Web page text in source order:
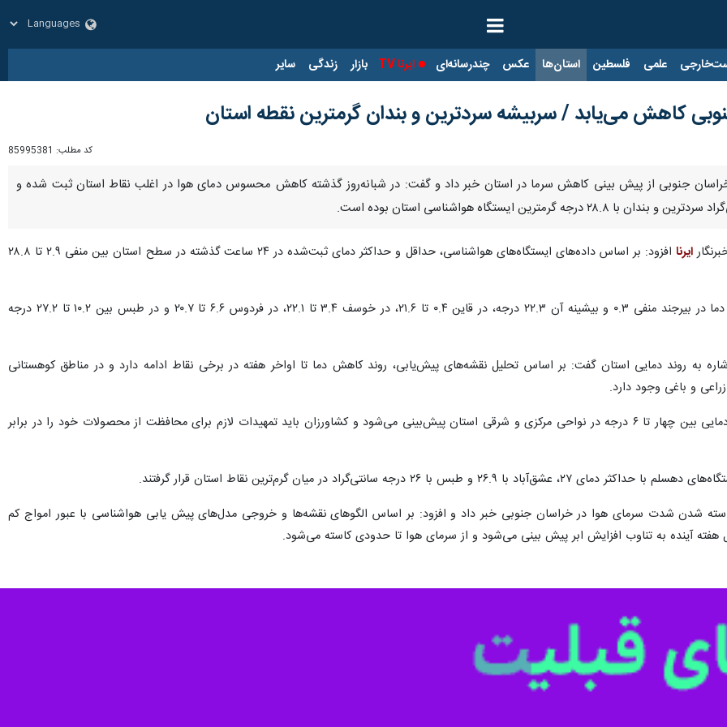
علمی فلسطین استان‌ها عکس چندرسانه‌ای ایرنا TV بازار زندگی سایر
کاهش می‌یابد / سربیشه سردترین و بندان گرمترین نقطه استان
کد مطلب: 85995381